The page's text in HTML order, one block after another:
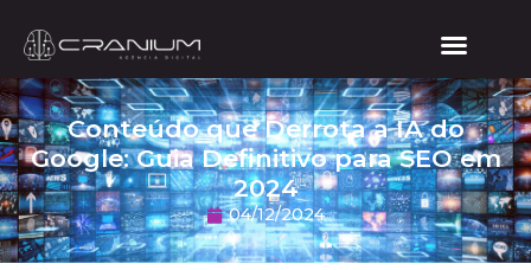
Conteúdo que Derrota a IA do
Google: Guia Definitivo para SEO em
2024
04/12/2024